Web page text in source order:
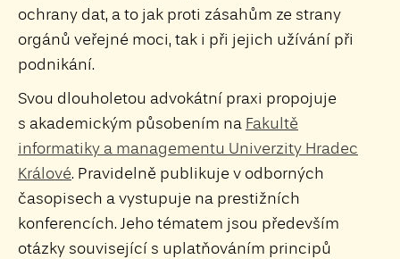
ochrany dat, a to jak proti zásahům ze strany
orgánů veřejné moci, tak i při jejich užívání při
podnikání.
Svou dlouholetou advokátní praxi propojuje
s akademickým působením na Fakultě
informatiky a managementu Univerzity Hradec
Králové. Pravidelně publikuje v odborných
časopisech a vystupuje na prestižních
konferencích. Jeho tématem jsou především
otázky související s uplatňováním principů